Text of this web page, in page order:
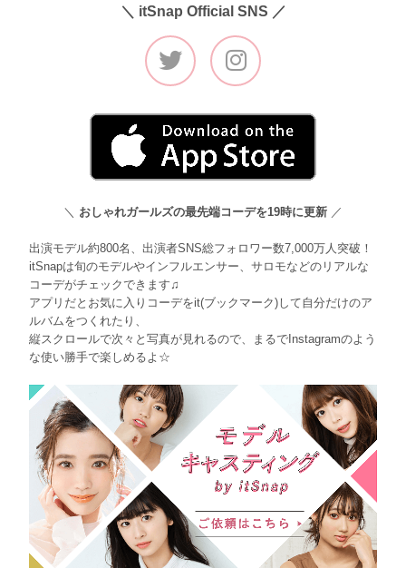
＼ itSnap Official SNS ／
＼ おしゃれガールズの最先端コーデを19時に更新 ／
出演モデル約800名、出演者SNS総フォロワー数7,000万人突破！
itSnapは旬のモデルやインフルエンサー、サロモなどのリアルな
コーデがチェックできます♫
アプリだとお気に入りコーデをit(ブックマーク)して自分だけのア
ルバムをつくれたり、
縦スクロールで次々と写真が見れるので、まるでInstagramのよう
な使い勝手で楽しめるよ☆